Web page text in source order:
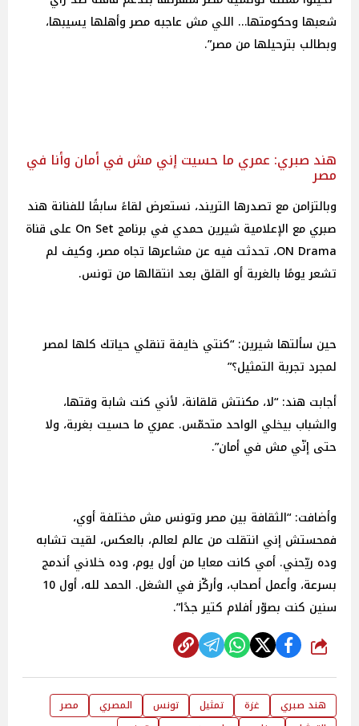
شعبها وحكومتها… اللي مش عاجبه مصر وأهلها يسيبها،
وبطالب بترحيلها من مصر”.
هند صبري: عمري ما حسيت إني مش في أمان وأنا في
مصر
وبالتزامن مع تصدرها التريند، نستعرض لقاءً سابقًا للفنانة هند
صبري مع الإعلامية شيرين حمدي في برنامج On Set على قناة
ON Drama، تحدثت فيه عن مشاعرها تجاه مصر، وكيف لم
تشعر يومًا بالغربة أو القلق بعد انتقالها من تونس.
حين سألتها شيرين: “كنتي خايفة تنقلي حياتك كلها لمصر
لمجرد تجربة التمثيل؟”
أجابت هند: “لا، مكنتش قلقانة، لأني كنت شابة وقتها،
والشباب بيخلي الواحد متحمّس. عمري ما حسيت بغربة، ولا
حتى إنّي مش في أمان”.
وأضافت: “الثقافة بين مصر وتونس مش مختلفة أوي،
فمحستش إني انتقلت من عالم لعالم، بالعكس، لقيت تشابه
وده ريّحني. أمي كانت معايا من أول يوم، وده خلاني أندمج
بسرعة، وأعمل أصحاب، وأركّز في الشغل. الحمد لله، أول 10
سنين كنت بصوّر أفلام كتير جدًا”.
شارك
هند صبري غزة تمثيل تونس المصري
مصر